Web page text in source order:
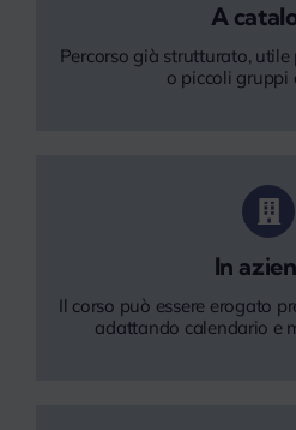
A
Percorso già strutturato,
o piccoli gruppi
In
Il corso può essere erogato
adattando calendario e